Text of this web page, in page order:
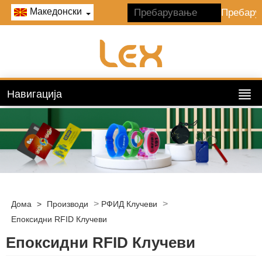
Македонски
Навигација
Дома > Производи > РФИД Клучеви >
Епоксидни RFID Клучеви
Епоксидни RFID Клучеви